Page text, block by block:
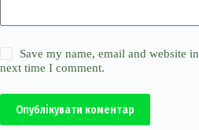
Save my name, email and website
next time I comment.
Опублікувати коментар